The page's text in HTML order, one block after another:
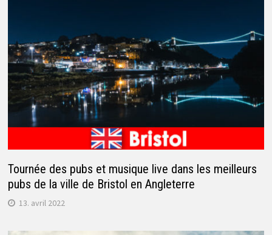
Tournée des pubs et musique live dans les meilleurs
pubs de la ville de Bristol en Angleterre
13. avril 2022